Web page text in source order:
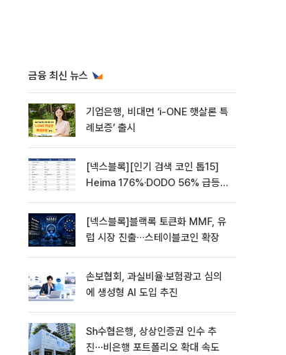
금융 최신 뉴스
기업은행, 비대면 ‘i-ONE 햇살론 특
례보증’ 출시
[넥스블록][인기 검색 코인 톱15]
Heima 176%·DODO 56% 급등…
[넥스블록]블랙록 토큰화 MMF, 유
럽 시장 진출∙∙∙스테이블코인 확장
손보협회, 과실비율·보험광고 심의
에 생성형 AI 도입 추진
Sh수협은행, 상상인증권 인수 추
진⋯비은행 포트폴리오 확대 속도